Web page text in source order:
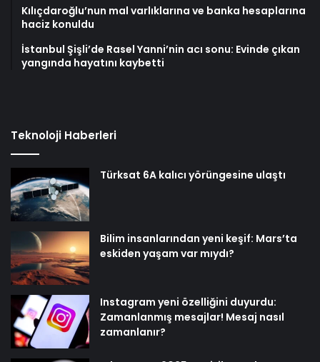
Kılıçdaroğlu’nun mal varlıklarına ve banka hesaplarına
haciz konuldu
İstanbul Şişli’de Rasel Yanni’nin acı sonu: Evinde çıkan
yangında hayatını kaybetti
Teknoloji Haberleri
Türksat 6A kalıcı yörüngesine ulaştı
Bilim insanlarından yeni keşif: Mars’ta
eskiden yaşam var mıydı?
Instagram yeni özelliğini duyurdu:
Zamanlanmış mesajlar! Mesaj nasıl
zamanlanır?